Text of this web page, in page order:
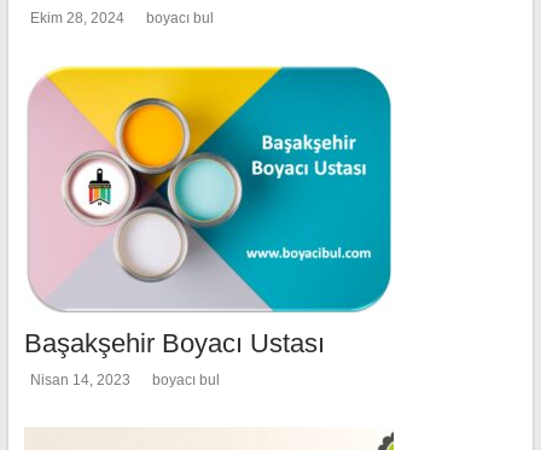
Ekim 28, 2024 boyacı bul
Başakşehir Boyacı Ustası
Nisan 14, 2023 boyacı bul